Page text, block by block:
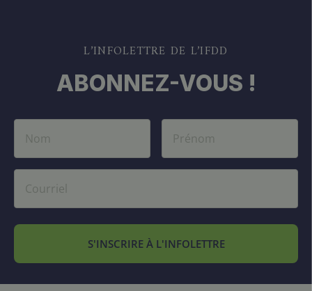
L’INFOLETTRE DE L’IFDD
ABONNEZ-VOUS !
S'INSCRIRE À L'INFOLETTRE